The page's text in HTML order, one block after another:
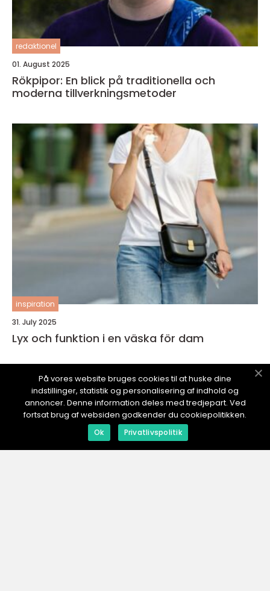
redaktionel
01. August 2025
Rökpipor: En blick på traditionella och
moderna tillverkningsmetoder
inspiration
31. July 2025
Lyx och funktion i en väska för dam
DIN-ESHOP.se
På vores website bruges cookies til at huske dine
indstillinger, statistik og personalisering af indhold og
annoncer. Denne information deles med tredjepart. Ved
fortsat brug af websiden godkender du cookiepolitikken.
Ok Privatlivspolitik